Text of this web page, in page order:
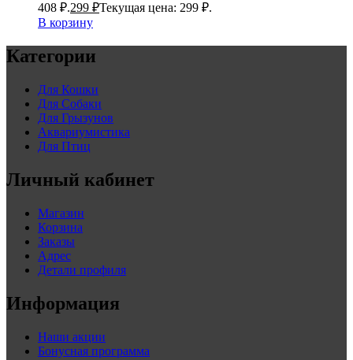
408 ₽.299 ₽Текущая цена: 299 ₽.
В корзину
Категории
Для Кошки
Для Собаки
Для Грызунов
Аквариумистика
Для Птиц
Личный кабинет
Магазин
Корзина
Заказы
Адрес
Детали профиля
Информация
Наши акции
Бонусная программа